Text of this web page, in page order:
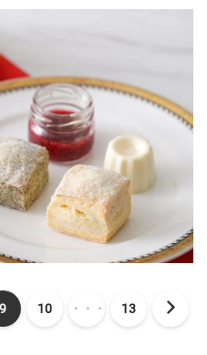
9 10 ・・・ 13